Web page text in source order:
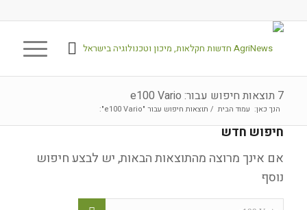
7 תוצאות חיפוש עבור: e100 Vario
הנך כאן: עמוד הבית / תוצאות חיפוש עבור "e100 Vario":
חיפוש חדש
אם אינך מרוצה מהתוצאות הבאות, יש לבצע חיפוש
נוסף